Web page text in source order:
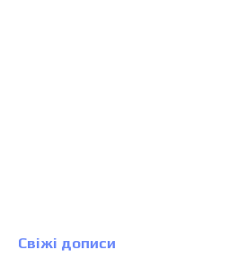
Свіжі дописи